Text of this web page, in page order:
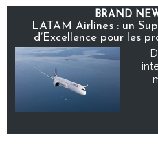
BRAND
LATAM Airlines : un
d’Excellence pour les